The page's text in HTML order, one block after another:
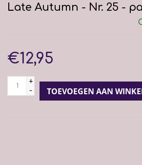
Late Autumn - Nr. 25 -
€12,95
+
-
TOEVOEGEN AAN